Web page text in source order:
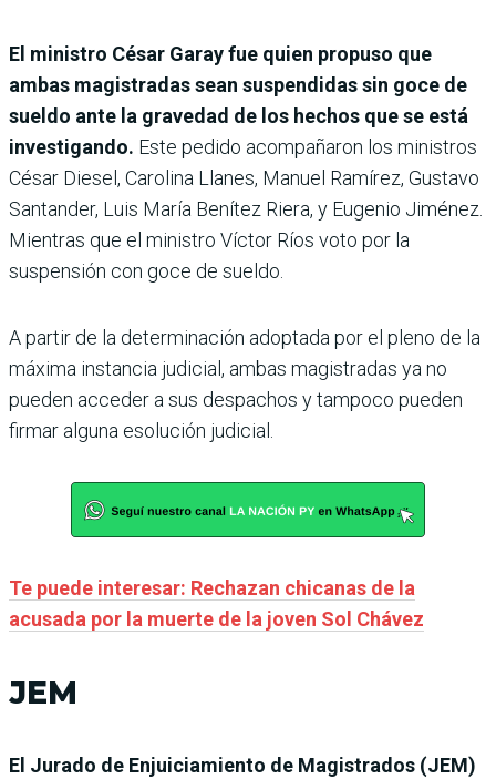
El ministro César Garay fue quien propuso que
ambas magistradas sean suspendidas sin goce de
sueldo ante la gravedad de los hechos que se está
investigando. Este pedido acompañaron los ministros
César Diesel, Carolina Llanes, Manuel Ramírez, Gustavo
Santander, Luis María Benítez Riera, y Eugenio Jiménez.
Mientras que el ministro Víctor Ríos voto por la
suspensión con goce de sueldo.
A partir de la determinación adoptada por el pleno de la
máxima instancia judicial, ambas magistradas ya no
pueden acceder a sus despachos y tampoco pueden
firmar alguna esolución judicial.
Te puede interesar: Rechazan chicanas de la
acusada por la muerte de la joven Sol Chávez
JEM
El Jurado de Enjuiciamiento de Magistrados (JEM)